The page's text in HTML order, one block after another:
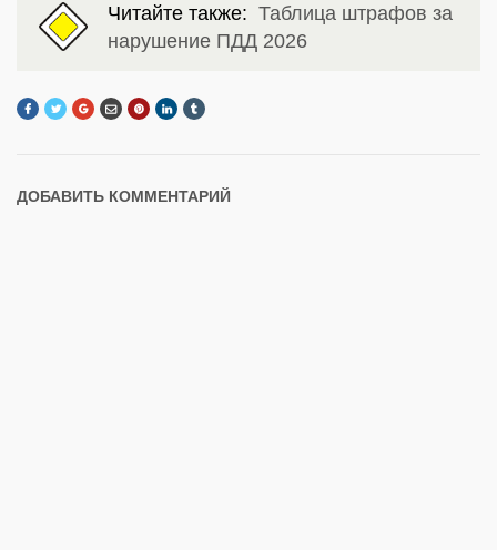
Читайте также: Таблица штрафов за
нарушение ПДД 2026
ДОБАВИТЬ КОММЕНТАРИЙ